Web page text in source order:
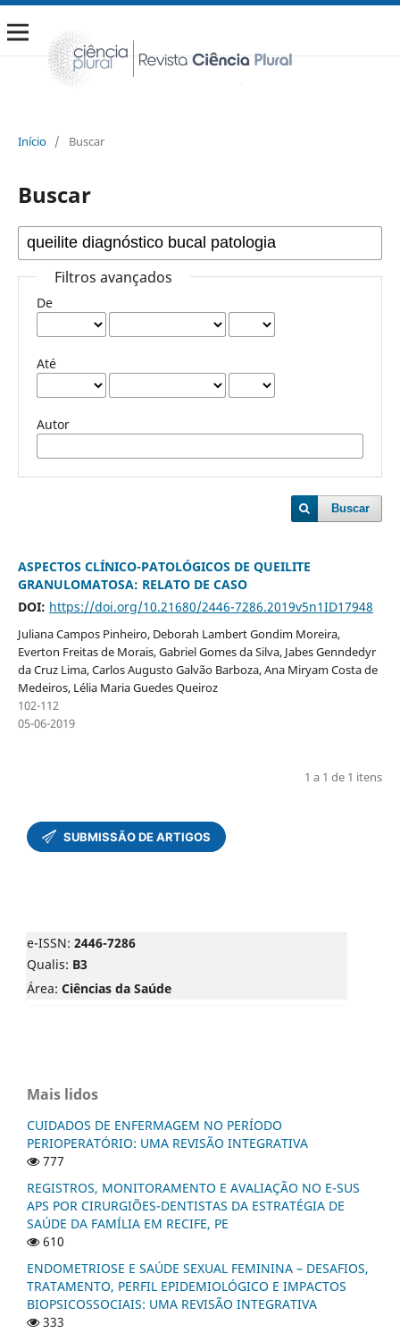
Início / Buscar
Buscar
Filtros avançados
De
Até
Autor
Buscar
ASPECTOS CLÍNICO-PATOLÓGICOS DE QUEILITE
GRANULOMATOSA: RELATO DE CASO
DOI: https://doi.org/10.21680/2446-7286.2019v5n1ID17948
Juliana Campos Pinheiro, Deborah Lambert Gondim Moreira,
Everton Freitas de Morais, Gabriel Gomes da Silva, Jabes Genndedyr
da Cruz Lima, Carlos Augusto Galvão Barboza, Ana Miryam Costa de
Medeiros, Lélia Maria Guedes Queiroz
102-112
05-06-2019
1 a 1 de 1 itens
e-ISSN: 2446-7286
Qualis: B3
Área: Ciências da Saúde
Mais lidos
CUIDADOS DE ENFERMAGEM NO PERÍODO
PERIOPERATÓRIO: UMA REVISÃO INTEGRATIVA
777
REGISTROS, MONITORAMENTO E AVALIAÇÃO NO E-SUS
APS POR CIRURGIÕES-DENTISTAS DA ESTRATÉGIA DE
SAÚDE DA FAMÍLIA EM RECIFE, PE
610
ENDOMETRIOSE E SAÚDE SEXUAL FEMININA – DESAFIOS,
TRATAMENTO, PERFIL EPIDEMIOLÓGICO E IMPACTOS
BIOPSICOSSOCIAIS: UMA REVISÃO INTEGRATIVA
333